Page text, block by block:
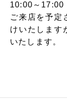
10:00～17:00
ご来店を予定
けいたします
いたします。